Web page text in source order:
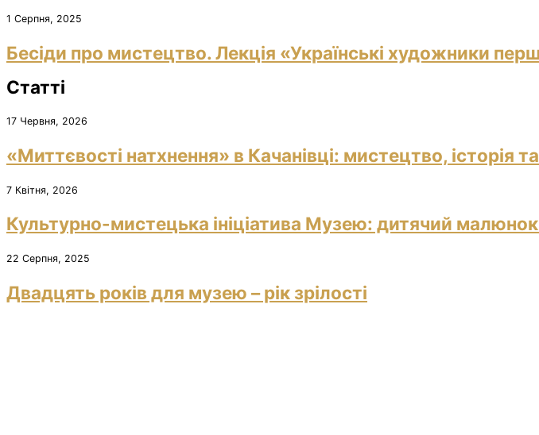
1 Серпня, 2025
Бесіди про мистецтво. Лекція «Українські художники
Статті
17 Червня, 2026
«Миттєвості натхнення» в Качанівці: мистецтво, історія
7 Квітня, 2026
Культурно-мистецька ініціатива Музею: дитячий малюнок
22 Серпня, 2025
Двадцять років для музею – рік зрілості